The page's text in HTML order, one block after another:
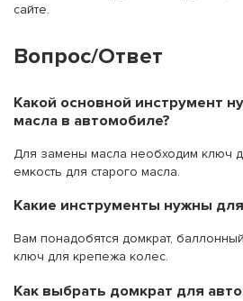
сайте.
Вопрос/Ответ
Какой основной инструмент
масла в автомобиле?
Для замены масла необходим ключ
емкость для старого масла.
Какие инструменты нужны
Вам понадобятся домкрат,
ключ для крепежа колес.
Как выбрать домкрат для